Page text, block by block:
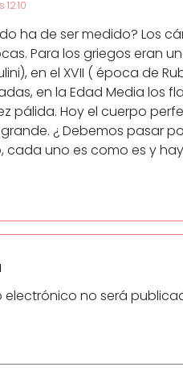
ha de ser medido? Los
Para los griegos eran
en el XVII ( época de
en la Edad Media los
pálida. Hoy el cuerpo
¿ Debemos pasar
cada uno es como es y
electrónico no será